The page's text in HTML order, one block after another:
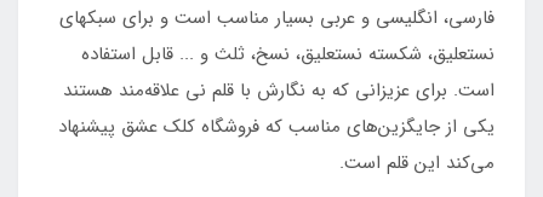
فارسی، انگلیسی و عربی بسیار مناسب است و برای سبکهای
نستعلیق، شکسته نستعلیق، نسخ، ثلث و ... قابل استفاده
است. برای عزیزانی که به نگارش با قلم نی علاقه‌مند هستند
یکی از جایگزین‌های مناسب که فروشگاه کلک عشق پیشنهاد
می‌کند این قلم است.